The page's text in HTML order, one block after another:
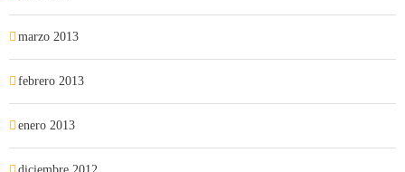
marzo 2013
febrero 2013
enero 2013